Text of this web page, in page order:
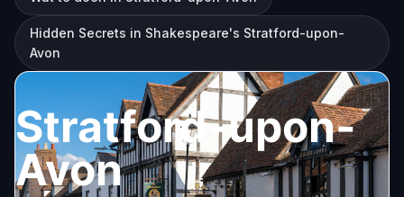
Hidden Secrets in Shakespeare's Stratford-upon-
Avon
Stratford-upon-
Avon